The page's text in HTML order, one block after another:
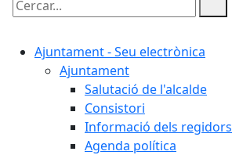
Cercar:
Ajuntament - Seu electrònica
Ajuntament
Salutació de l'alcalde
Consistori
Informació dels regidors
Agenda política